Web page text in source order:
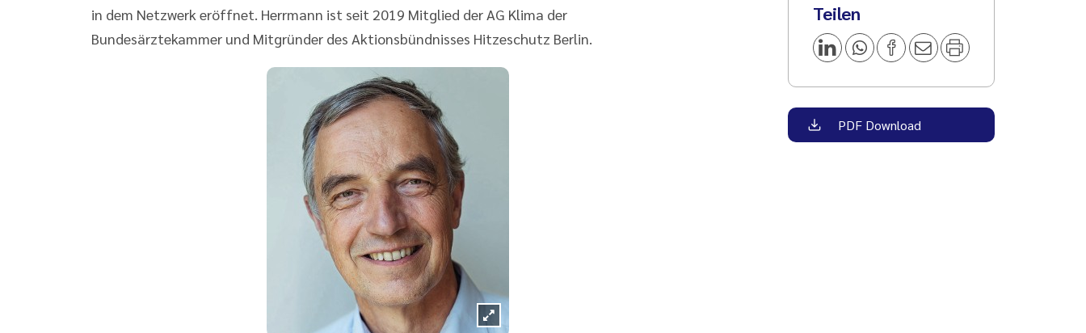
in dem Netzwerk eröffnet. Herrmann ist seit 2019 Mitglied der AG Klima der
Bundesärztekammer und Mitgründer des Aktionsbündnisses Hitzeschutz Berlin.
Teilen
PDF Download